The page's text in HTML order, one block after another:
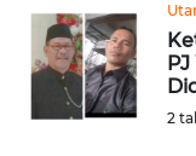
2
WN
SULTENG
WN